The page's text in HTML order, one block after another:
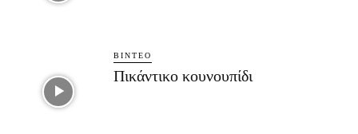
ΒΊΝΤΕΟ
Πικάντικο κουνουπίδι